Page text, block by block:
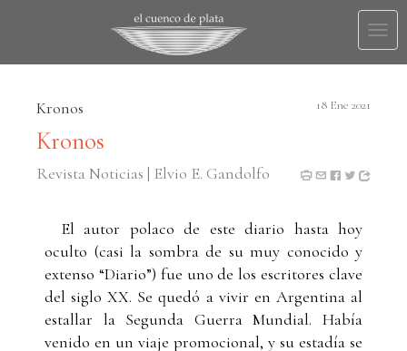
Kronos 18 Ene 2021
Kronos
Revista Noticias | Elvio E. Gandolfo
El autor polaco de este diario hasta hoy
oculto (casi la sombra de su muy conocido y
extenso “Diario”) fue uno de los escritores clave
del siglo XX. Se quedó a vivir en Argentina al
estallar la Segunda Guerra Mundial. Había
venido en un viaje promocional, y su estadía se